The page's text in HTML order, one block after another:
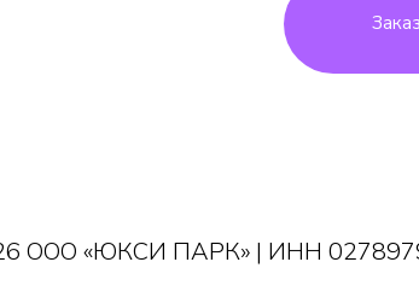
ООО «ЮКСИ ПАРК» | ИНН